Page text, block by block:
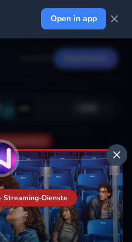
Open in app
gespeichert
Streaming-Dienste